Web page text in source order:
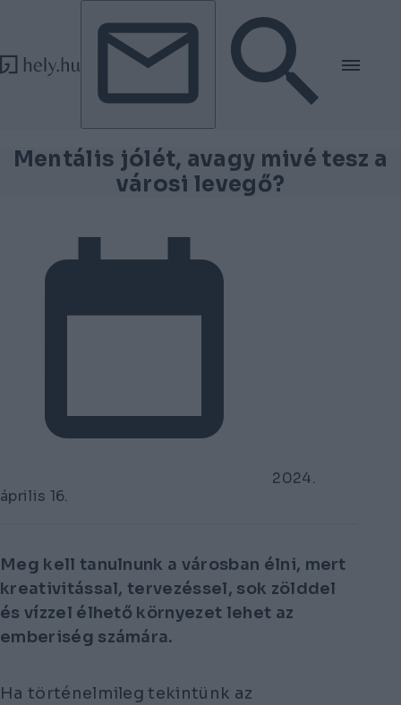
Tovább a tartalomhoz
Tovább a lábléchez
Mentális jólét, avagy mivé tesz a
városi levegő?
2024.
április 16.
Meg kell tanulnunk a városban élni, mert
kreativitással, tervezéssel, sok zölddel
és vízzel élhető környezet lehet az
emberiség számára.
Ha történelmileg tekintünk az